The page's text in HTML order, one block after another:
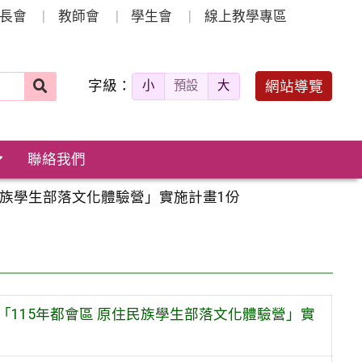
會 教師會 學生會 線上教學專區
字級： 小 預設 大 網站導覽
聯絡我們
學生部落文化體驗營」實施計畫1份
115年都會區 原住民族學生部落文化體驗營」實